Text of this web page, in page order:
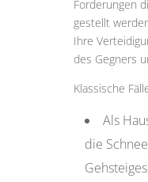
Forderungen
gestellt
Ihre
des Gegners
Klassische
Als
die